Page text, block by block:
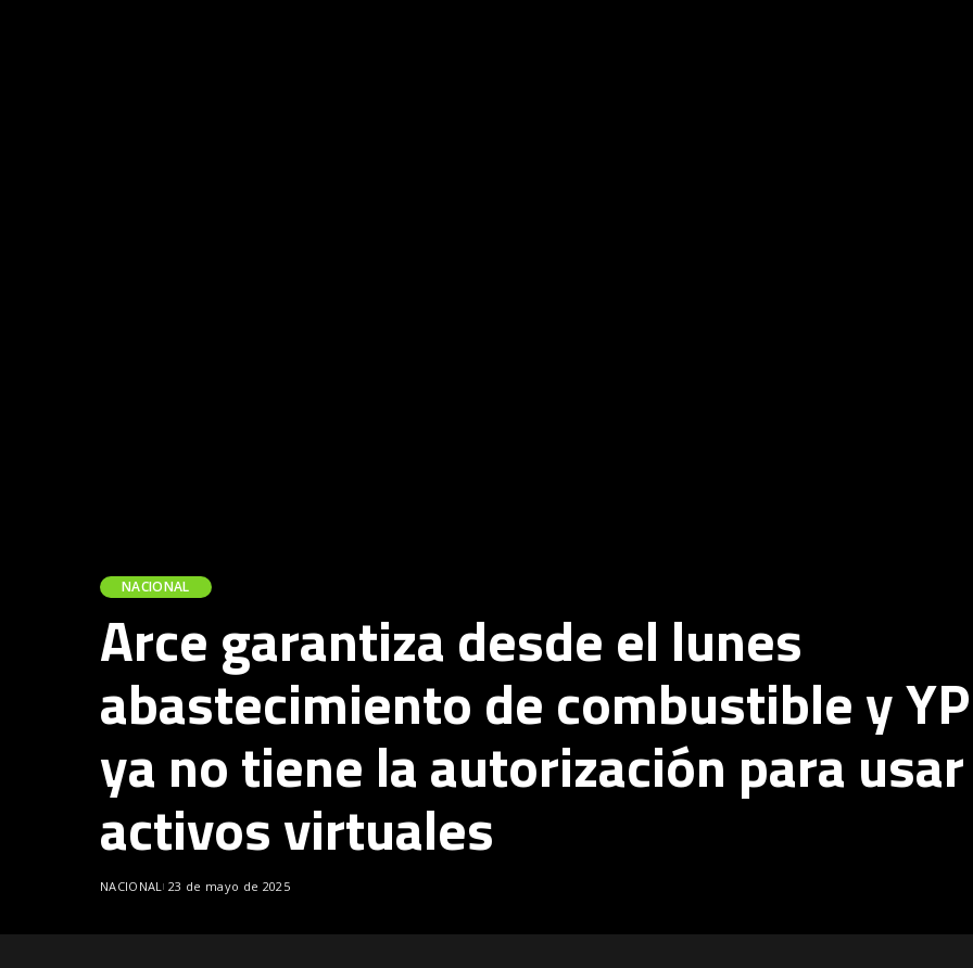
NACIONAL
Arce garantiza desde el lunes
abastecimiento de combustible y
ya no tiene la autorización para usar
activos virtuales
NACIONAL 23 de mayo de 2025